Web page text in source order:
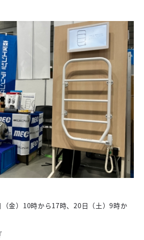
金）10時から17時、20日（土）9時か